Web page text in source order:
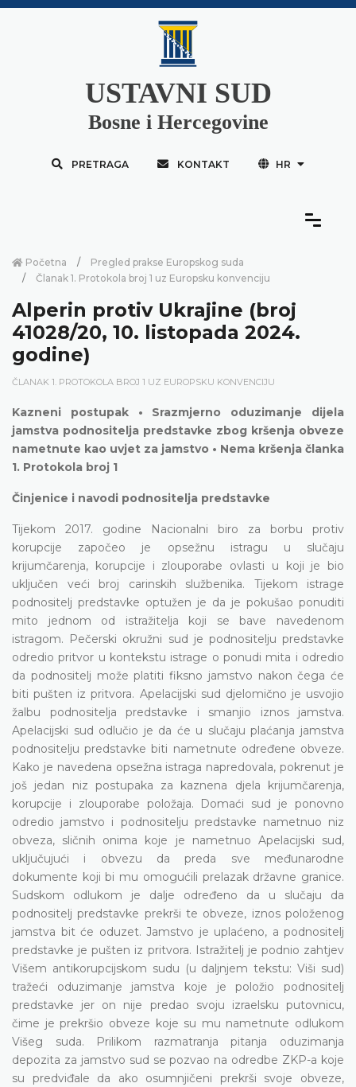
USTAVNI SUD
Bosne i Hercegovine
PRETRAGA KONTAKT HR
Početna
Pregled prakse Europskog suda
Članak 1. Protokola broj 1 uz Europsku konvenciju
Alperin protiv Ukrajine (broj
41028/20, 10. listopada 2024.
godine)
ČLANAK 1. PROTOKOLA BROJ 1 UZ EUROPSKU KONVENCIJU
Kazneni postupak • Srazmjerno oduzimanje dijela
jamstva podnositelja predstavke zbog kršenja obveze
nametnute kao uvjet za jamstvo • Nema kršenja članka
1. Protokola broj 1
Činjenice i navodi podnositelja predstavke
Tijekom 2017. godine Nacionalni biro za borbu protiv
korupcije započeo je opsežnu istragu u slučaju
krijumčarenja, korupcije i zlouporabe ovlasti u koji je bio
uključen veći broj carinskih službenika. Tijekom istrage
podnositelj predstavke optužen je da je pokušao ponuditi
mito jednom od istražitelja koji se bave navedenom
istragom. Pečerski okružni sud je podnositelju predstavke
odredio pritvor u kontekstu istrage o ponudi mita i odredio
da podnositelj može platiti fiksno jamstvo nakon čega će
biti pušten iz pritvora. Apelacijski sud djelomično je usvojio
žalbu podnositelja predstavke i smanjio iznos jamstva.
Apelacijski sud odlučio je da će u slučaju plaćanja jamstva
podnositelju predstavke biti nametnute određene obveze.
Kako je navedena opsežna istraga napredovala, pokrenut je
još jedan niz postupaka za kaznena djela krijumčarenja,
korupcije i zlouporabe položaja. Domaći sud je ponovno
odredio jamstvo i podnositelju predstavke nametnuo niz
obveza, sličnih onima koje je nametnuo Apelacijski sud,
uključujući i obvezu da preda sve međunarodne
dokumente koji bi mu omogućili prelazak državne granice.
Sudskom odlukom je dalje određeno da u slučaju da
podnositelj predstavke prekrši te obveze, iznos položenog
jamstva bit će oduzet. Jamstvo je uplaćeno, a podnositelj
predstavke je pušten iz pritvora. Istražitelj je podnio zahtjev
Višem antikorupcijskom sudu (u daljnjem tekstu: Viši sud)
tražeći oduzimanje jamstva koje je položio podnositelj
predstavke jer on nije predao svoju izraelsku putovnicu,
čime je prekršio obveze koje su mu nametnute odlukom
Višeg suda. Prilikom razmatranja pitanja oduzimanja
depozita za jamstvo sud se pozvao na odredbe ZKP-a koje
su predviđale da ako osumnjičeni prekrši svoje obveze,